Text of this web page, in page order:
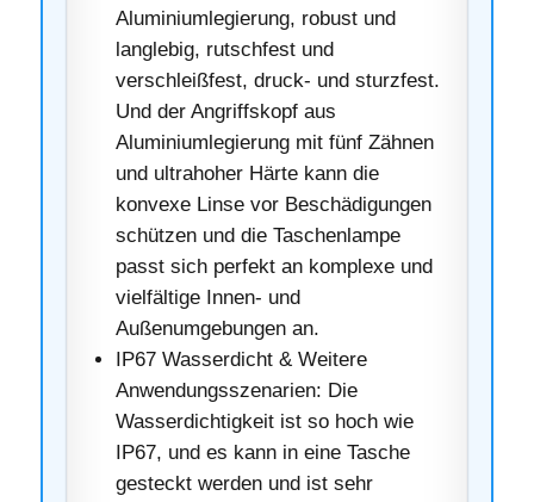
Aluminiumlegierung, robust und
langlebig, rutschfest und
verschleißfest, druck- und sturzfest.
Und der Angriffskopf aus
Aluminiumlegierung mit fünf Zähnen
und ultrahoher Härte kann die
konvexe Linse vor Beschädigungen
schützen und die Taschenlampe
passt sich perfekt an komplexe und
vielfältige Innen- und
Außenumgebungen an.
IP67 Wasserdicht & Weitere
Anwendungsszenarien: Die
Wasserdichtigkeit ist so hoch wie
IP67, und es kann in eine Tasche
gesteckt werden und ist sehr